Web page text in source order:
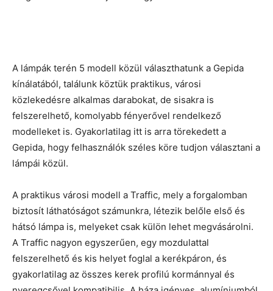
A lámpák terén 5 modell közül választhatunk a Gepida
kínálatából, találunk köztük praktikus, városi
közlekedésre alkalmas darabokat, de sisakra is
felszerelhető, komolyabb fényerővel rendelkező
modelleket is. Gyakorlatilag itt is arra törekedett a
Gepida, hogy felhasználók széles köre tudjon választani a
lámpái közül.
A praktikus városi modell a Traffic, mely a forgalomban
biztosít láthatóságot számunkra, létezik belőle első és
hátsó lámpa is, melyeket csak külön lehet megvásárolni.
A Traffic nagyon egyszerűen, egy mozdulattal
felszerelhető és kis helyet foglal a kerékpáron, és
gyakorlatilag az összes kerek profilú kormánnyal és